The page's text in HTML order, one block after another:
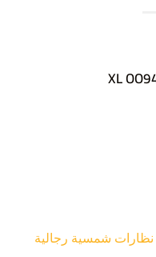
نظارات شمسية رجالية